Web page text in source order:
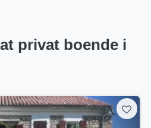
privat boende i